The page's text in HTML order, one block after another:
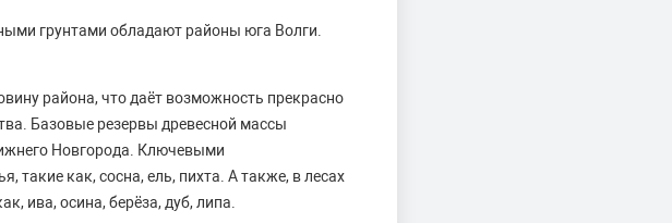
грунтами обладают районы юга Волги.
района, что даёт возможность прекрасно
Базовые резервы древесной массы
Новгорода. Ключевыми
такие как, сосна, ель, пихта. А также, в лесах
ива, осина, берёза, дуб, липа.